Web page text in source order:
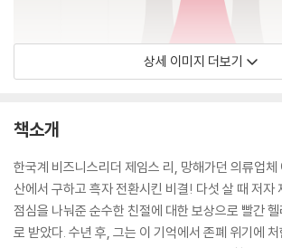
상세 이미지 더보기
책소개
한국계 비즈니스리더 제임스 리, 망해가던 의류업
산에서 구하고 흑자 전환시킨 비결! 다섯 살 때 저자
점심을 나눠준 순수한 친절에 대한 보상으로 빨간
로 받았다. 수년 후, 그는 이 기억에서 존폐 위기에